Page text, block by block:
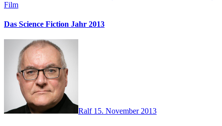
Film
Das Science Fiction Jahr 2013
Ralf 15. November 2013